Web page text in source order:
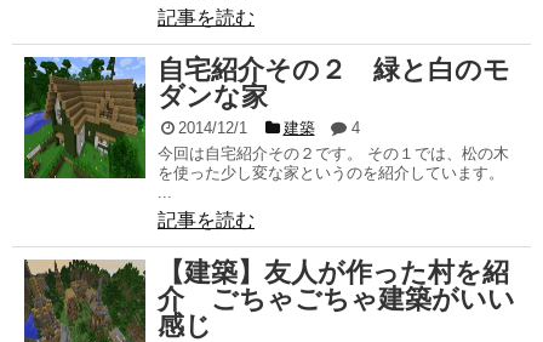
記事を読む
自宅紹介その２ 緑と白のモ
ダンな家
2014/12/1 建築
4
今回は自宅紹介その２です。 その１では、松の木
を使った少し変な家というのを紹介しています。
...
記事を読む
【建築】友人が作った村を紹
介 ごちゃごちゃ建築がいい
感じ